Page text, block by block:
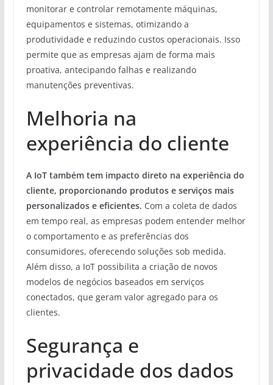
monitorar e controlar remotamente máquinas,
equipamentos e sistemas, otimizando a
produtividade e reduzindo custos operacionais. Isso
permite que as empresas ajam de forma mais
proativa, antecipando falhas e realizando
manutenções preventivas.
Melhoria na
experiência do cliente
A IoT também tem impacto direto na experiência do
cliente, proporcionando produtos e serviços mais
personalizados e eficientes. Com a coleta de dados
em tempo real, as empresas podem entender melhor
o comportamento e as preferências dos
consumidores, oferecendo soluções sob medida.
Além disso, a IoT possibilita a criação de novos
modelos de negócios baseados em serviços
conectados, que geram valor agregado para os
clientes.
Segurança e
privacidade dos dados